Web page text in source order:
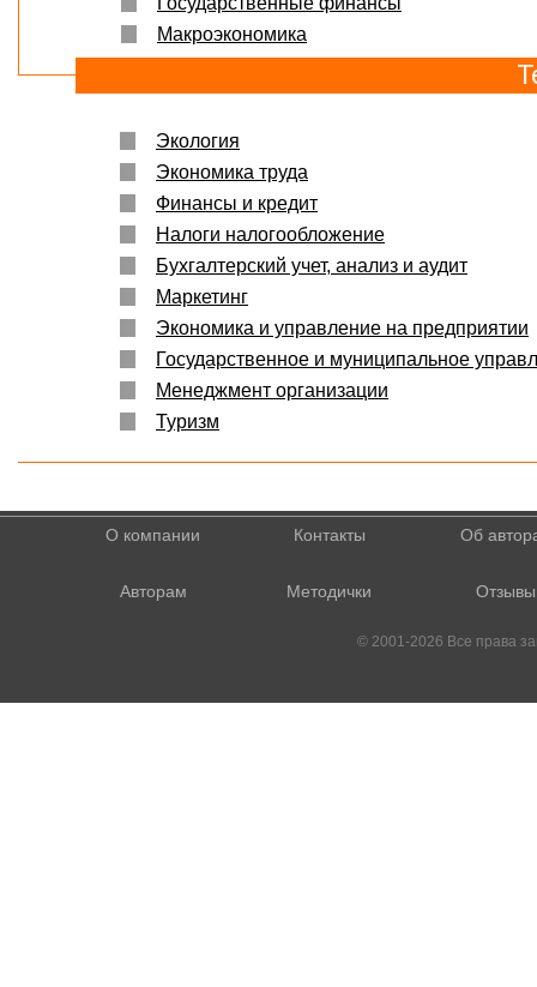
Макроэкономика
Экология
Экономика труда
Финансы и кредит
Налоги налогообложение
Бухгалтерский учет, анализ и аудит
Маркетинг
Экономика и управление на предприятии
Государственное и муниципальное
Менеджмент организации
Туризм
О компании Контакты Об
Авторам Методички Отзывы
© 2001-2026 Все права